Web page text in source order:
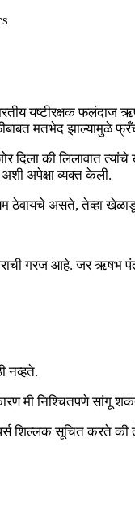
यष्टीरक्षक
मतभेद झाल्यामुळे
दिला की लिलावात
अपेक्षा व्यक्त केली.
असते, तेव्हा
गरज आहे. जर ऋषभ
नव्हते.
मी निश्चितपणे सांगू
शिल्लक सूचित करते